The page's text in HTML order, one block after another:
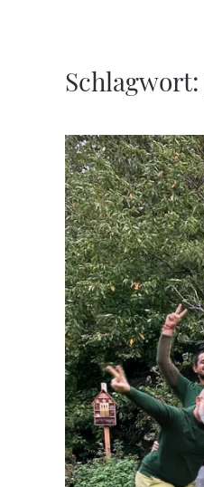
Schlagwort: